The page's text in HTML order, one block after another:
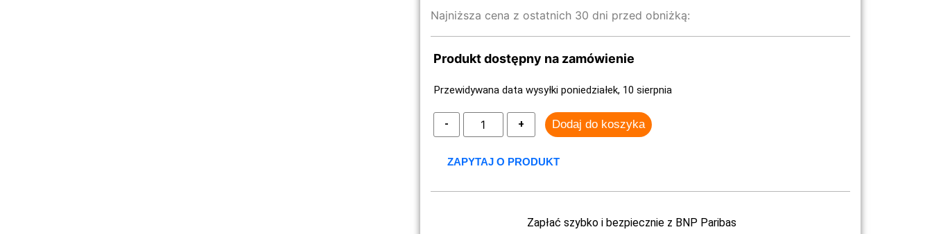
Najniższa cena z ostatnich 30 dni przed obniżką:
Produkt dostępny na zamówienie
Przewidywana data wysyłki poniedziałek, 10 sierpnia
Dodaj do koszyka
ZAPYTAJ O PRODUKT
Zapłać szybko i bezpiecznie z BNP Paribas